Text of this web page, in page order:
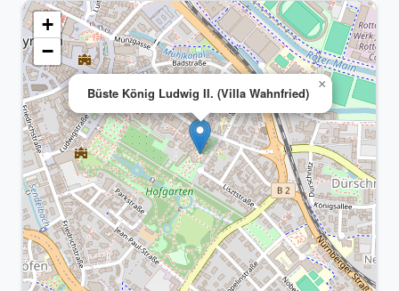
Büste König Ludwig II. (Villa Wahnfried)
×
+
−